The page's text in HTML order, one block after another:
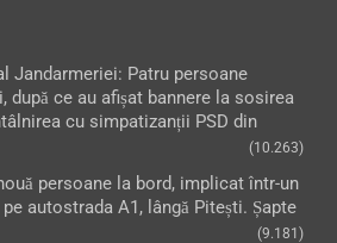
Jandarmeriei: Patru persoane
după ce au afișat bannere la sosirea
cu simpatizanții PSD din
(10.263)
persoane la bord, implicat într-un
autostrada A1, lângă Pitești. Șapte
(9.181)